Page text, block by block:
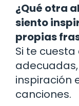
¿Qué otra
siento
propias
Si te
inspiración
canciones.